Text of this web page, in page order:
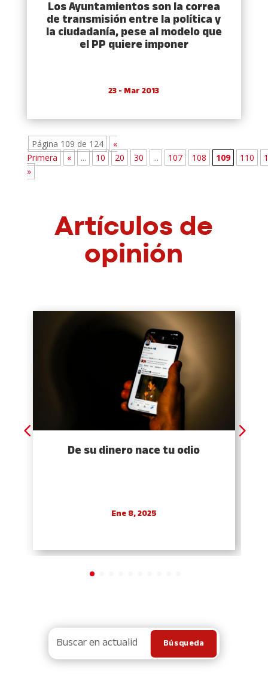
Los Ayuntamientos son la correa
de transmisión entre la polí­tica y
la ciudadaní­a, pese al modelo que
el PP quiere imponer
23 - Mar 2013
Página 109 de 124
«
Primera
« ... 10 20 30 ... 107 108 109 110
»
Artículos de
opinión
De su dinero nace tu odio
Ene 8, 2025